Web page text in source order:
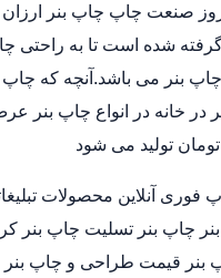
صنعت چاپ چاپ بنر
شده است تا به راحتی
بنر می باشد.آنچه که چاپ
آنلاین محصولات
چاپ بنر تسلیت چاپ بنر